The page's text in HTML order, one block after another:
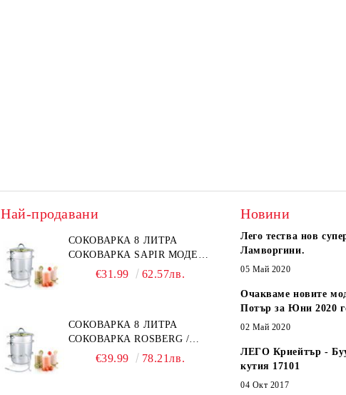
Най-продавани
СОКОВАРКА 8 ЛИТРА
СОКОВАРКА SAPIR МОДЕЛ:
SP-1260-A26
€31.99 62.57лв.
СОКОВАРКА 8 ЛИТРА
СОКОВАРКА ROSBERG /
SAPIR€39.99 78.21лв.
Новини
Лего тества нов
Ламворгини.
05 Май 2020
Очакваме новите
Потър за Юни 2020
02 Май 2020
ЛЕГО Криейтър -
кутия 17101
04 Окт 2017